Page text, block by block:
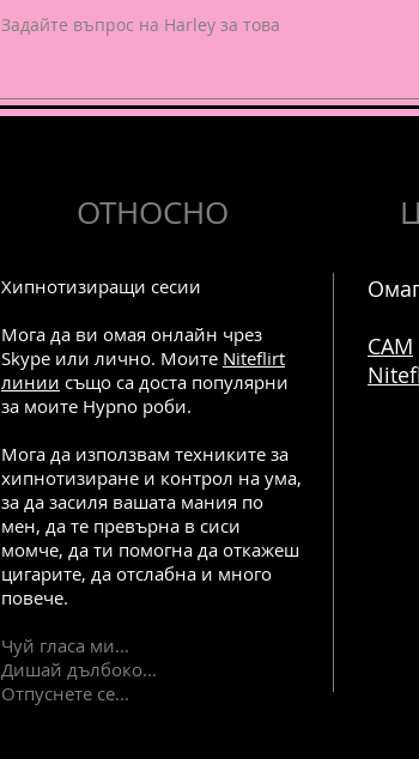
Задайте въпрос на Harley за това
ОТНОСНО
Хипнотизиращи сесии
Мога да ви омая онлайн чрез
Skype или лично. Моите Niteflirt
линии също са доста популярни
за моите Hypno роби.
Мога да използвам техниките за
хипнотизиране и контрол на ума,
за да засиля вашата мания по
мен, да те превърна в сиси
момче, да ти помогна да откажеш
цигарите, да отслабна и много
повече.
Чуй гласа ми...
Дишай дълбоко...
Отпуснете се...
CAM